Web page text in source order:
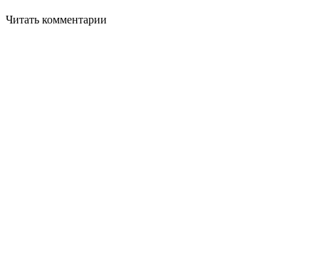
Читать комментарии